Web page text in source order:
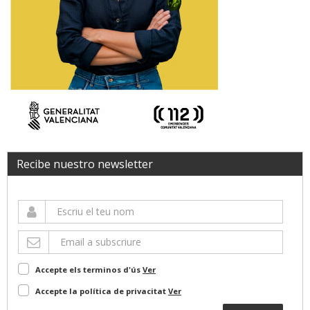
Recibe nuestro newsletter
Accepte els terminos d'ús Ver
Accepte la política de privacitat Ver